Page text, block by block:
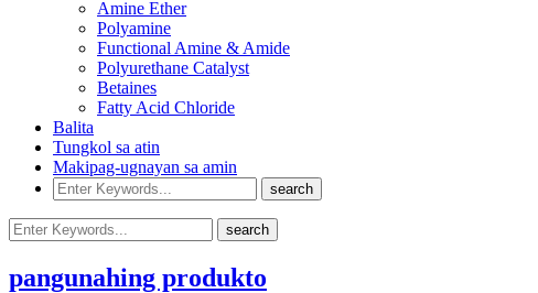
Amine Ether
Polyamine
Functional Amine & Amide
Polyurethane Catalyst
Betaines
Fatty Acid Chloride
Balita
Tungkol sa atin
Makipag-ugnayan sa amin
pangunahing produkto